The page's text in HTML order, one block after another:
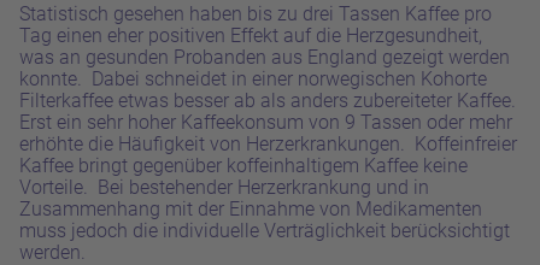
Statistisch gesehen haben bis zu drei Tassen Kaffee pro
Tag einen eher positiven Effekt auf die Herzgesundheit,
was an gesunden Probanden aus England gezeigt werden
konnte. Dabei schneidet in einer norwegischen Kohorte
Filterkaffee etwas besser ab als anders zubereiteter Kaffee.
Erst ein sehr hoher Kaffeekonsum von 9 Tassen oder mehr
erhöhte die Häufigkeit von Herzerkrankungen. Koffeinfreier
Kaffee bringt gegenüber koffeinhaltigem Kaffee keine
Vorteile. Bei bestehender Herzerkrankung und in
Zusammenhang mit der Einnahme von Medikamenten
muss jedoch die individuelle Verträglichkeit berücksichtigt
werden.